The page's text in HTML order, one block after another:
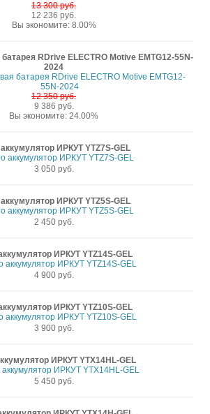
13 300 руб.
12 236 руб.
Вы экономите: 8.00%
RDrive ELECTRO Motive EMTG12-55N-
2024
12 350 руб.
9 386 руб.
Вы экономите: 24.00%
ИРКУТ YTZ7S-GEL
3 050 руб.
ИРКУТ YTZ5S-GEL
2 450 руб.
ИРКУТ YTZ14S-GEL
4 900 руб.
ИРКУТ YTZ10S-GEL
3 900 руб.
ИРКУТ YTX14HL-GEL
5 450 руб.